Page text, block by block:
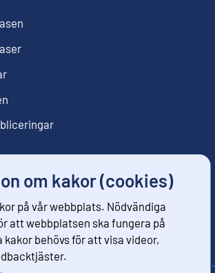
om kakor (cookies)
på vår webbplats. Nödvändiga
att webbplatsen ska fungera på
behövs för att visa videor,